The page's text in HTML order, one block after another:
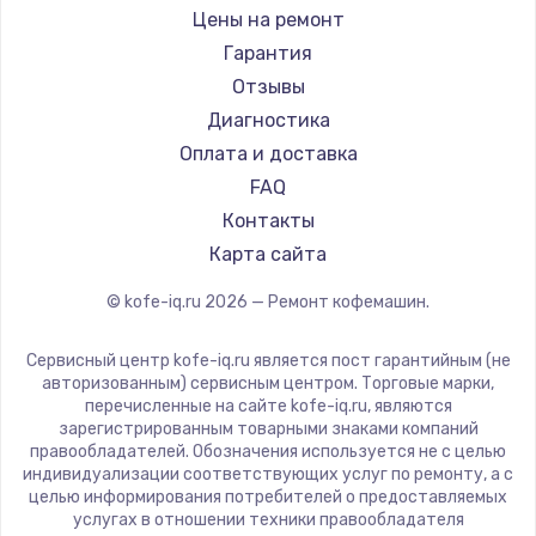
500 руб.
Заказать
Ремонт цепей питания
2500 руб.
Заказать
Замена северного моста
1500 руб.
Замена экрана
1100 руб.
Заказать
Ремонт кофемашин Bravilor Bonamat
Ремонт кофемашин Vard
Ремонт кофемашин Tuvio
Ремонт кофемашин Carrera
Ремонт кофемашин Supra
Olympia
Saeco
La Cimbali
WMF
Yamaguchi
Nivona
Astoria
JVC
ROCKET MOZZAFIATO
Vivitek
Thomson
Hisense
DELTA
Tefal
Цены на ремонт
Гарантия
Отзывы
Диагностика
Оплата и доставка
FAQ
Контакты
Карта сайта
© kofe-iq.ru 2026 — Ремонт кофемашин.
Сервисный центр kofe-iq.ru является пост гарантийным (не
авторизованным) сервисным центром. Торговые марки,
перечисленные на сайте kofe-iq.ru, являются
зарегистрированным товарными знаками компаний
правообладателей. Обозначения используется не с целью
индивидуализации соответствующих услуг по ремонту, а с
целью информирования потребителей о предоставляемых
услугах в отношении техники правообладателя